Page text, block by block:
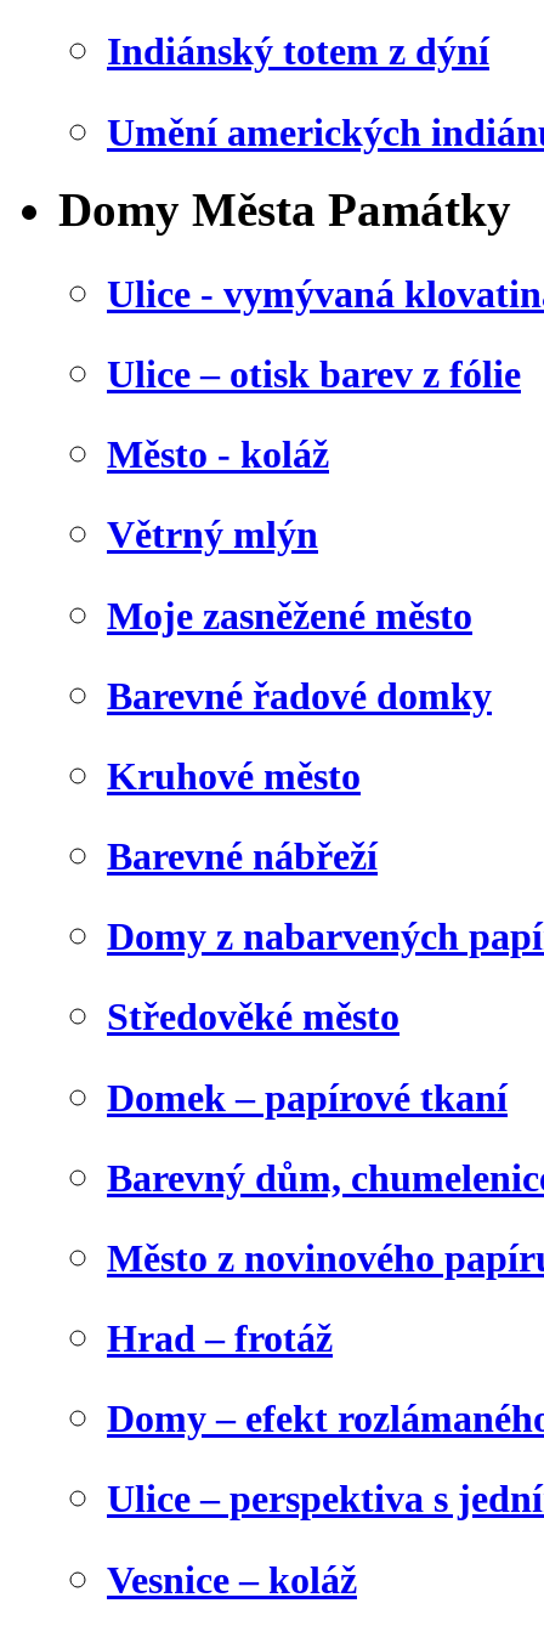
Indiánský totem z dýní
Umění amerických
Domy Města Památky
Ulice - vymývaná
Ulice – otisk barev z fólie
Město - koláž
Větrný mlýn
Moje zasněžené město
Barevné řadové domky
Kruhové město
Barevné nábřeží
Domy z nabarvených
Středověké město
Domek – papírové tkaní
Barevný dům,
Město z novinového
Hrad – frotáž
Domy – efekt
Ulice – perspektiva s
Vesnice – koláž